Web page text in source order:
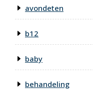
avondeten
b12
baby
behandeling